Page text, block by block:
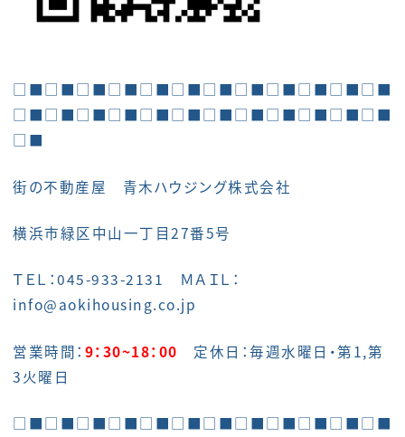
□■□■□■□■□■□■□■□■□■□■□■□■
□■□■□■□■□■□■□■□■□■□■□■□■
□■
街の不動産屋 青木ハウジング株式会社
横浜市緑区中山一丁目27番5号
ＴＥＬ：045-933-2131 ＭＡＩＬ：
info@aokihousing.co.jp
営業時間： 9：30~18：00 定休日：毎週水曜日・第1,第
3火曜日
□■□■□■□■□■□■□■□■□■□■□■□■